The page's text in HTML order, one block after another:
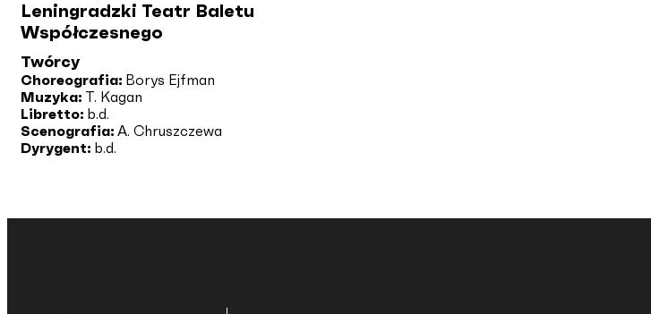
Leningradzki Teatr Baletu
Współczesnego
Twórcy
Choreografia: Borys Ejfman
Muzyka: T. Kagan
Libretto: b.d.
Scenografia: A. Chruszczewa
Dyrygent: b.d.